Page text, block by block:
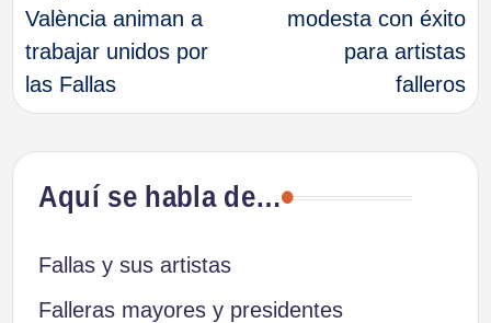
entradas
València animan a
trabajar unidos por
las Fallas
modesta con éxito
para artistas
falleros
Aquí se habla de…
Fallas y sus artistas
Falleras mayores y presidentes